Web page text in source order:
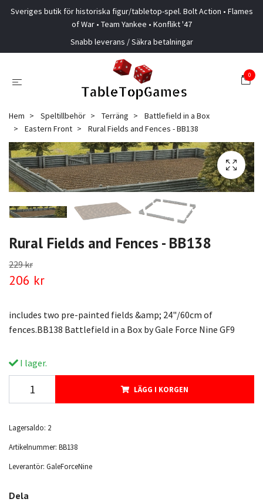
Sveriges butik för historiska figur/tabletop-spel. Bolt Action • Flames
of War • Team Yankee • Konflikt '47
Snabb leverans / Säkra betalningar
0
Hem Speltillbehör Terräng
Battlefield in a Box
Eastern Front
Rural Fields and Fences - BB138
Rural Fields and Fences - BB138
229 kr
206 kr
includes two pre-painted fields &amp; 24"/60cm of
fences.BB138 Battlefield in a Box by Gale Force Nine GF9
I lager.
LÄGG I KORGEN
Lagersaldo: 2
Artikelnummer: BB138
Leverantör: GaleForceNine
Dela